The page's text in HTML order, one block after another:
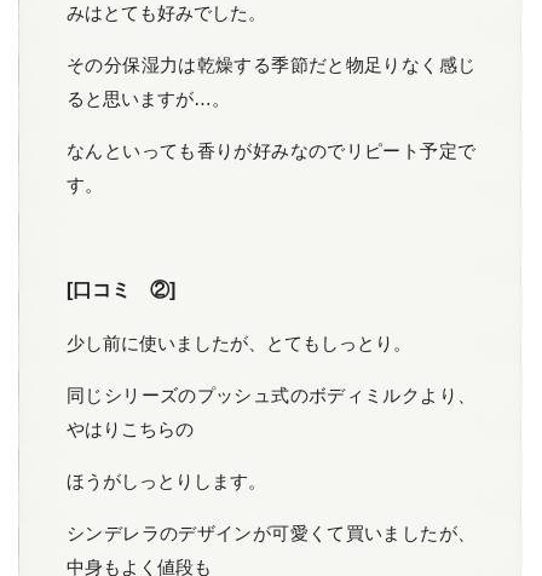
みはとても好みでした。
その分保湿力は乾燥する季節だと物足りなく感じ
ると思いますが…。
なんといっても香りが好みなのでリピート予定で
す。
[口コミ ②]
少し前に使いましたが、とてもしっとり。
同じシリーズのプッシュ式のボディミルクより、
やはりこちらの
ほうがしっとりします。
シンデレラのデザインが可愛くて買いましたが、
中身もよく値段も